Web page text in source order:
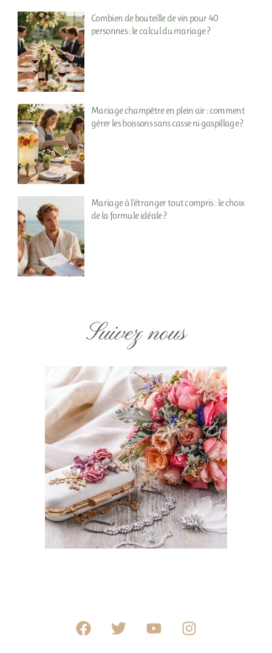
Combien de bouteille de vin pour 40
personnes : le calcul du mariage ?
Mariage champêtre en plein air : comment
gérer les boissons sans casse ni gaspillage ?
Mariage à l’étranger tout compris : le choix
de la formule idéale ?
Suivez nous